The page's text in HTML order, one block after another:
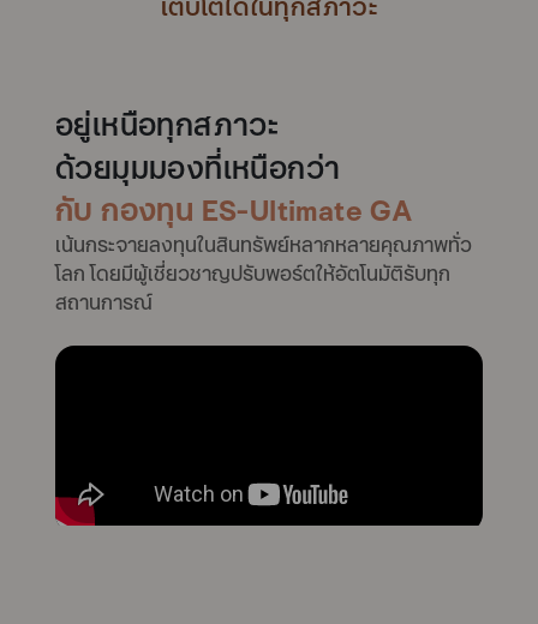
อยู่เหนือทุกสภาวะ
ด้วยมุมมองที่เหนือกว่า
กับกองทุน ES-Ultimate GA
เน้นกระจายลงทุนในสินทรัพย์หลากหลายคุณภาพทั่ว
โลก โดยมีผู้เชี่ยวชาญปรับพอร์ตให้อัตโนมัติรับทุก
สถานการณ์